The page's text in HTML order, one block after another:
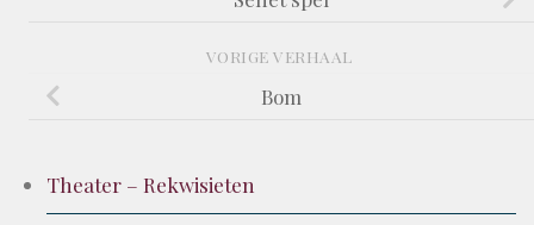
VORIGE VERHAAL
Bom
Theater – Rekwisieten